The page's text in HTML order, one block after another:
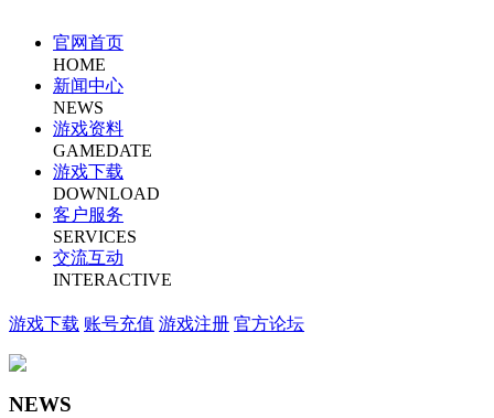
官网首页
HOME
新闻中心
NEWS
游戏资料
GAMEDATE
游戏下载
DOWNLOAD
客户服务
SERVICES
交流互动
INTERACTIVE
游戏下载 账号充值 游戏注册 官方论坛
NEWS